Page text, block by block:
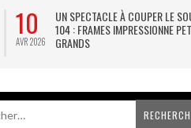
10
AVR 2026
UN SPECTACLE À COUPER LE
104 : FRAMES IMPRESSIONNE
GRANDS